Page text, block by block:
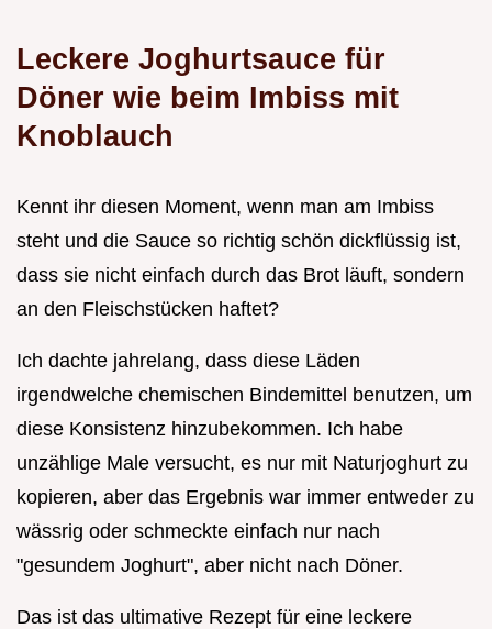
Leckere Joghurtsauce für
Döner wie beim Imbiss mit
Knoblauch
Kennt ihr diesen Moment, wenn man am Imbiss
steht und die Sauce so richtig schön dickflüssig ist,
dass sie nicht einfach durch das Brot läuft, sondern
an den Fleischstücken haftet?
Ich dachte jahrelang, dass diese Läden
irgendwelche chemischen Bindemittel benutzen, um
diese Konsistenz hinzubekommen. Ich habe
unzählige Male versucht, es nur mit Naturjoghurt zu
kopieren, aber das Ergebnis war immer entweder zu
wässrig oder schmeckte einfach nur nach
"gesundem Joghurt", aber nicht nach Döner.
Das ist das ultimative Rezept für eine leckere